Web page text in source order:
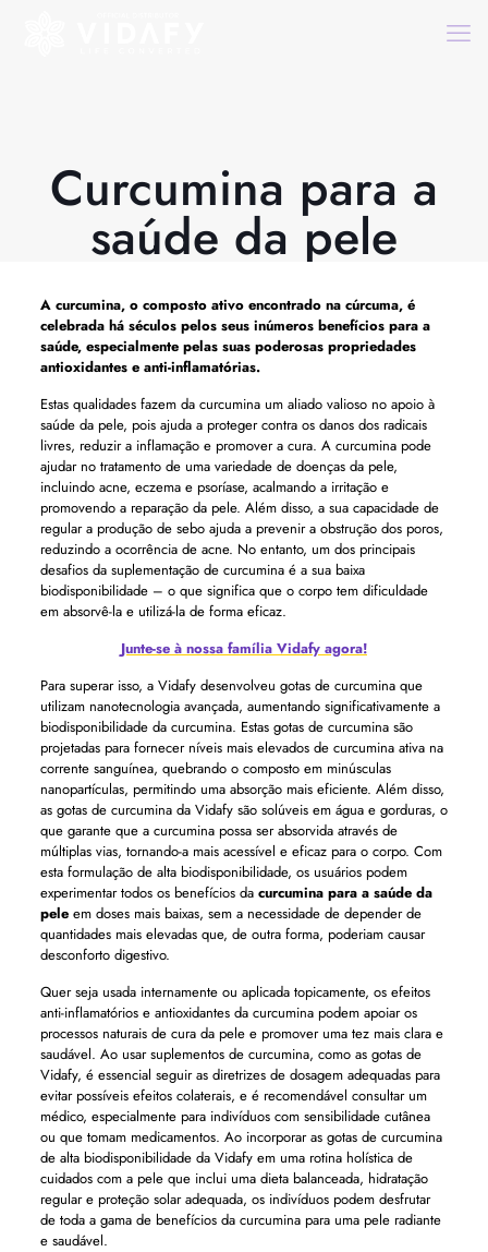
Curcumina para a
saúde da pele
A curcumina, o composto ativo encontrado na cúrcuma, é
celebrada há séculos pelos seus inúmeros benefícios para a
saúde, especialmente pelas suas poderosas propriedades
antioxidantes e anti-inflamatórias.
Estas qualidades fazem da curcumina um aliado valioso no apoio à
saúde da pele, pois ajuda a proteger contra os danos dos radicais
livres, reduzir a inflamação e promover a cura. A curcumina pode
ajudar no tratamento de uma variedade de doenças da pele,
incluindo acne, eczema e psoríase, acalmando a irritação e
promovendo a reparação da pele. Além disso, a sua capacidade de
regular a produção de sebo ajuda a prevenir a obstrução dos poros,
reduzindo a ocorrência de acne. No entanto, um dos principais
desafios da suplementação de curcumina é a sua baixa
biodisponibilidade – o que significa que o corpo tem dificuldade
em absorvê-la e utilizá-la de forma eficaz.
Junte-se à nossa família Vidafy agora!
Para superar isso, a Vidafy desenvolveu gotas de curcumina que
utilizam nanotecnologia avançada, aumentando significativamente a
biodisponibilidade da curcumina. Estas gotas de curcumina são
projetadas para fornecer níveis mais elevados de curcumina ativa na
corrente sanguínea, quebrando o composto em minúsculas
nanopartículas, permitindo uma absorção mais eficiente. Além disso,
as gotas de curcumina da Vidafy são solúveis em água e gorduras, o
que garante que a curcumina possa ser absorvida através de
múltiplas vias, tornando-a mais acessível e eficaz para o corpo. Com
esta formulação de alta biodisponibilidade, os usuários podem
experimentar todos os benefícios da curcumina para a saúde da
peleem doses mais baixas, sem a necessidade de depender de
quantidades mais elevadas que, de outra forma, poderiam causar
desconforto digestivo.
Quer seja usada internamente ou aplicada topicamente, os efeitos
anti-inflamatórios e antioxidantes da curcumina podem apoiar os
processos naturais de cura da pele e promover uma tez mais clara e
saudável. Ao usar suplementos de curcumina, como as gotas de
Vidafy, é essencial seguir as diretrizes de dosagem adequadas para
evitar possíveis efeitos colaterais, e é recomendável consultar um
médico, especialmente para indivíduos com sensibilidade cutânea
ou que tomam medicamentos. Ao incorporar as gotas de curcumina
de alta biodisponibilidade da Vidafy em uma rotina holística de
cuidados com a pele que inclui uma dieta balanceada, hidratação
regular e proteção solar adequada, os indivíduos podem desfrutar
de toda a gama de benefícios da curcumina para uma pele radiante
e saudável.